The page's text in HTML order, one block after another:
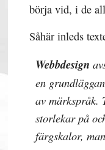
börja vid, i de
Såhär inleds
Webbdesign
en
av märkspråk.
storlekar på
färgskalor,